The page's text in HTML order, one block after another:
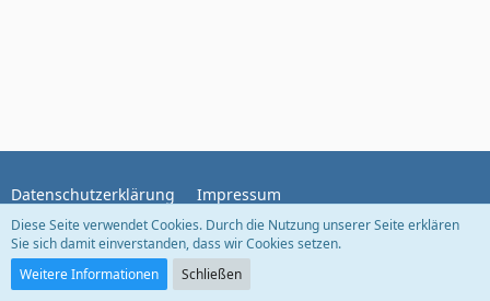
Datenschutzerklärung Impressum
Community-Software:
Diese Seite verwendet Cookies. Durch die Nutzung unserer Seite erklären
Sie sich damit einverstanden, dass wir Cookies setzen.
Weitere Informationen
Schließen